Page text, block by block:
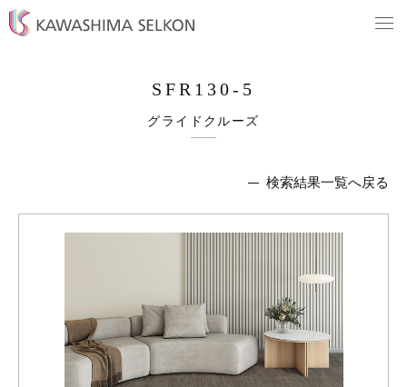
SFR130-5
グライドクルーズ
検索結果一覧へ戻る